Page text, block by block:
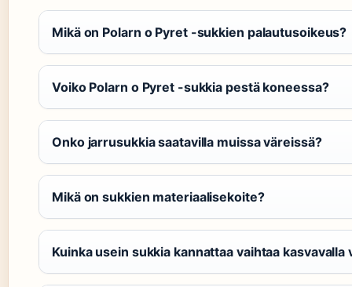
Mikä on Polarn o Pyret -sukkien palautusoikeus?
Voiko Polarn o Pyret -sukkia pestä koneessa?
Onko jarrusukkia saatavilla muissa väreissä?
Mikä on sukkien materiaalisekoite?
Kuinka usein sukkia kannattaa vaihtaa kasvavalla